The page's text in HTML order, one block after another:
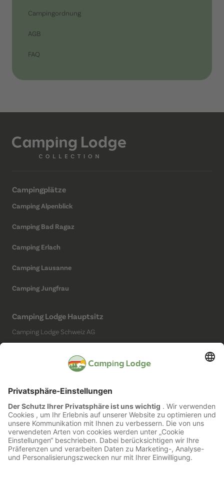
Campingordnung
AGB
FAQ
Campingplätze
Camping Alpenblick
Camping Bad Ragaz
Camping Erlach
Camping Lausanne
Camping Jungfrau
Camping Lodge Hauptsitz
Camping Lodge Schweiz AG
Social Media
Impressum